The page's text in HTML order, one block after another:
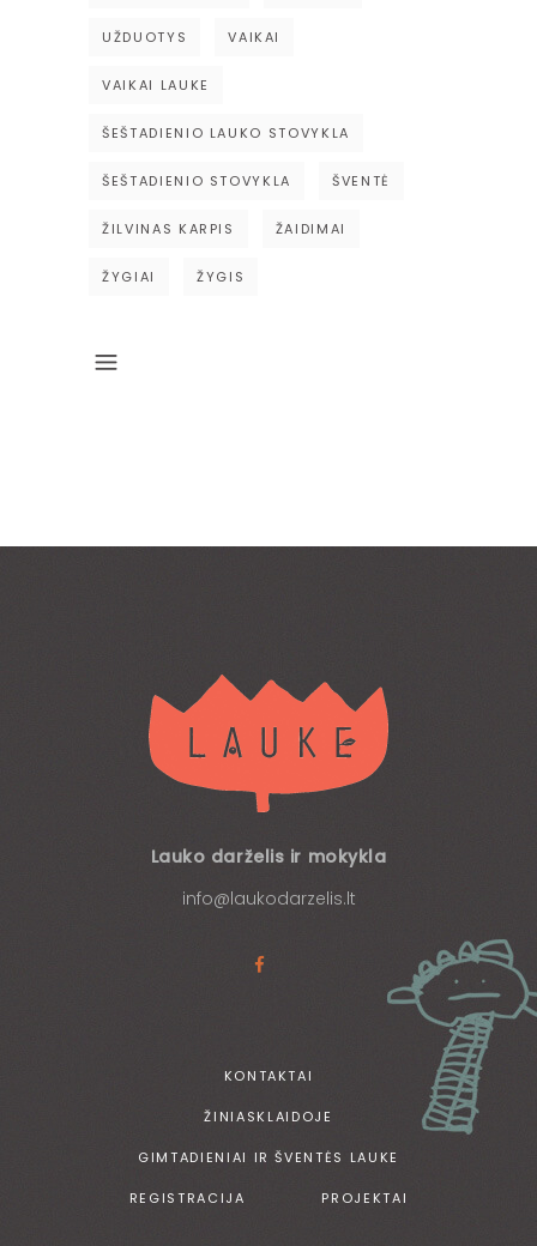
UŽDUOTYS VAIKAI
VAIKAI LAUKE
ŠEŠTADIENIO LAUKO STOVYKLA
ŠEŠTADIENIO STOVYKLA ŠVENTĖ
ŽILVINAS KARPIS ŽAIDIMAI
ŽYGIAI ŽYGIS
Lauko darželis ir mokykla
info@laukodarzelis.lt
KONTAKTAI
ŽINIASKLAIDOJE
GIMTADIENIAI IR ŠVENTĖS LAUKE
REGISTRACIJA PROJEKTAI